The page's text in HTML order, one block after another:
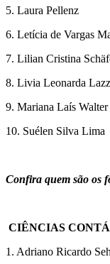
5. Laura Pellenz
6. Letícia de Vargas
7. Lilian Cristina
8. Livia Leonarda
9. Mariana Laís Walter
10. Suélen Silva Lima
Confira quem são os
CIÊNCIAS
1. Adriano Ricardo